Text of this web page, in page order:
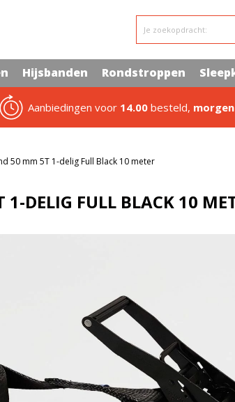
Je zoekopdracht:
Hijsbanden Rondstroppen
Aanbiedingen voor 14.00 besteld, morgen
50 mm 5T 1-delig Full Black 10 meter
DELIG FULL BLACK 10